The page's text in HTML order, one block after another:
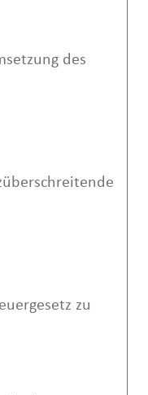
des
zu